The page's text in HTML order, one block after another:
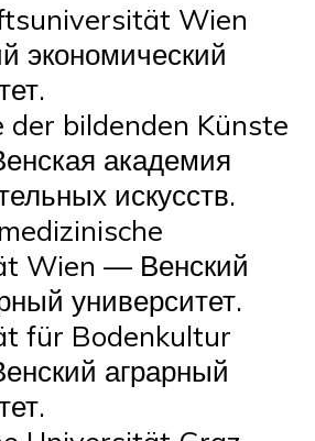
Wien
экономический
der bildenden Künste
академия
искусств.
Wien — Венский
университет.
für Bodenkultur
аграрный